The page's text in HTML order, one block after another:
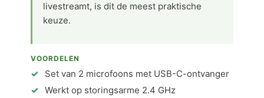
livestreamt, is dit de meest praktische
keuze.
VOORDELEN
Set van 2 microfoons met USB-C-ontvanger
Werkt op storingsarme 2.4 GHz